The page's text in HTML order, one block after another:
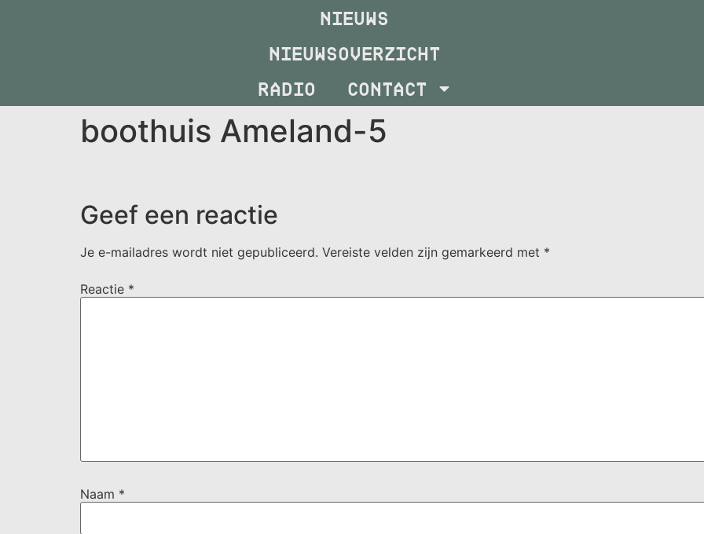
NIEUWS
NIEUWSOVERZICHT
RADIO
CONTACT
boothuis Ameland-5
Geef een reactie
Je e-mailadres wordt niet gepubliceerd. Vereiste velden zijn gemarkeerd met *
Reactie *
Naam *